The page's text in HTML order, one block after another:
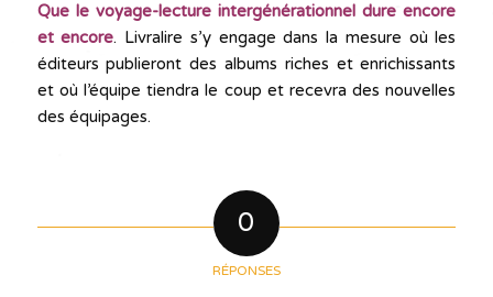
Que le voyage-lecture intergénérationnel dure encore
et encore. Livralire s’y engage dans la mesure où les
éditeurs publieront des albums riches et enrichissants
et où l’équipe tiendra le coup et recevra des nouvelles
des équipages.
0
RÉPONSES